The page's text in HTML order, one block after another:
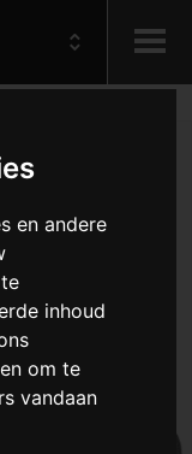
en andere
inhoud
om te
vandaan